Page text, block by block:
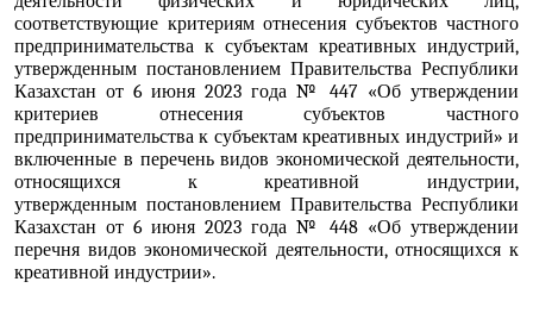
соответствующие критериям отнесения субъектов частного
предпринимательства к субъектам креативных индустрий,
утвержденным постановлением Правительства Республики
Казахстан от 6 июня 2023 года № 447 «Об утверждении
критериев отнесения субъектов частного
предпринимательства к субъектам креативных индустрий» и
включенные в перечень видов экономической деятельности,
относящихся к креативной индустрии,
утвержденным постановлением Правительства Республики
Казахстан от 6 июня 2023 года № 448 «Об утверждении
перечня видов экономической деятельности, относящихся к
креативной индустрии».